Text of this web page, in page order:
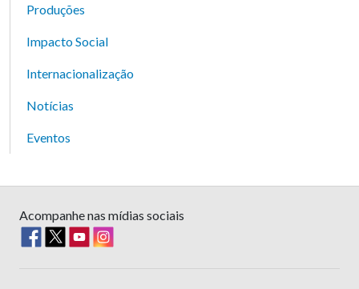
Produções
Impacto Social
Internacionalização
Notícias
Eventos
Acompanhe nas mídias sociais